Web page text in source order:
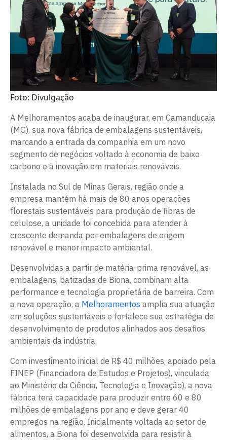
Foto: Divulgação
A Melhoramentos acaba de inaugurar, em Camanducaia
(MG), sua nova fábrica de embalagens sustentáveis,
marcando a entrada da companhia em um novo
segmento de negócios voltado à economia de baixo
carbono e à inovação em materiais renováveis.
Instalada no Sul de Minas Gerais, região onde a
empresa mantém há mais de 80 anos operações
florestais sustentáveis para produção de fibras de
celulose, a unidade foi concebida para atender à
crescente demanda por embalagens de origem
renovável e menor impacto ambiental.
Desenvolvidas a partir de matéria-prima renovável, as
embalagens, batizadas de Biona, combinam alta
performance e tecnologia proprietária de barreira. Com
a nova operação, a Melhoramentos amplia sua atuação
em soluções sustentáveis e fortalece sua estratégia de
desenvolvimento de produtos alinhados aos desafios
ambientais da indústria.
Com investimento inicial de R$ 40 milhões, apoiado pela
FINEP (Financiadora de Estudos e Projetos), vinculada
ao Ministério da Ciência, Tecnologia e Inovação), a nova
fábrica terá capacidade para produzir entre 60 e 80
milhões de embalagens por ano e deve gerar 40
empregos na região. Inicialmente voltada ao setor de
alimentos, a Biona foi desenvolvida para resistir à